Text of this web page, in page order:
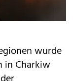
wurde
in Charkiw